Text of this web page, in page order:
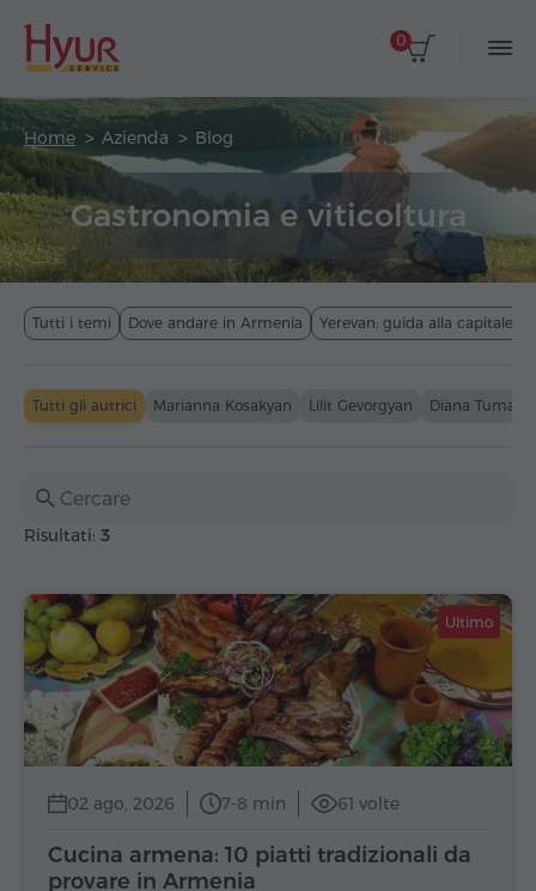
0
Home Azienda Blog
Gastronomia e viticoltura
Tutti i temi Dove andare in Armenia Yerevan: guida alla capitale
Tutti gli autrici Marianna Kosakyan Lilit Gevorgyan Diana
Risultati: 3
Ultimo
02 ago, 2026 7-8 min 61 volte
Cucina armena: 10 piatti tradizionali da
provare in Armenia